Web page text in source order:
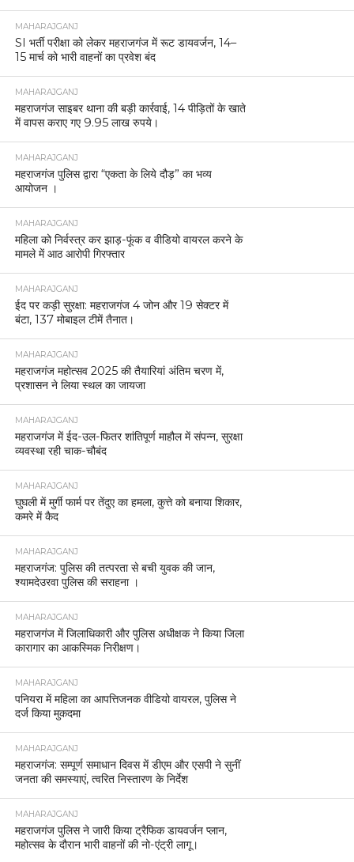
MAHARAJGANJ
SI भर्ती परीक्षा को लेकर महराजगंज में रूट डायवर्जन, 14–
15 मार्च को भारी वाहनों का प्रवेश बंद
MAHARAJGANJ
महराजगंज साइबर थाना की बड़ी कार्रवाई, 14 पीड़ितों के खाते
में वापस कराए गए 9.95 लाख रुपये।
MAHARAJGANJ
महराजगंज पुलिस द्वारा “एकता के लिये दौड़” का भव्य
आयोजन ।
MAHARAJGANJ
महिला को निर्वस्त्र कर झाड़-फूंक व वीडियो वायरल करने के
मामले में आठ आरोपी गिरफ्तार
MAHARAJGANJ
ईद पर कड़ी सुरक्षा: महराजगंज 4 जोन और 19 सेक्टर में
बंटा, 137 मोबाइल टीमें तैनात।
MAHARAJGANJ
महराजगंज महोत्सव 2025 की तैयारियां अंतिम चरण में,
प्रशासन ने लिया स्थल का जायजा
MAHARAJGANJ
महराजगंज में ईद-उल-फितर शांतिपूर्ण माहौल में संपन्न, सुरक्षा
व्यवस्था रही चाक-चौबंद
MAHARAJGANJ
घुघली में मुर्गी फार्म पर तेंदुए का हमला, कुत्ते को बनाया शिकार,
कमरे में कैद
MAHARAJGANJ
महराजगंज: पुलिस की तत्परता से बची युवक की जान,
श्यामदेउरवा पुलिस की सराहना ।
MAHARAJGANJ
महराजगंज में जिलाधिकारी और पुलिस अधीक्षक ने किया जिला
कारागार का आकस्मिक निरीक्षण।
MAHARAJGANJ
पनियरा में महिला का आपत्तिजनक वीडियो वायरल, पुलिस ने
दर्ज किया मुकदमा
MAHARAJGANJ
महराजगंज: सम्पूर्ण समाधान दिवस में डीएम और एसपी ने सुनीं
जनता की समस्याएं, त्वरित निस्तारण के निर्देश
MAHARAJGANJ
महराजगंज पुलिस ने जारी किया ट्रैफिक डायवर्जन प्लान,
महोत्सव के दौरान भारी वाहनों की नो-एंट्री लागू।